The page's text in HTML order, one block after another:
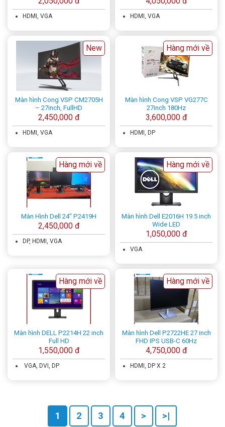
HDMI, VGA HDMI, VGA
New
Màn hình Cong VSP CM2705H
– 27inch, FullHD
2,450,000 đ
HDMI, VGA
Hàng mới về
Màn hình Cong VSP VG277C
27inch 180Hz
3,600,000 đ
HDMI, DP
Hàng mới về
Màn Hình Dell 24" P2419H
2,450,000 đ
DP, HDMI, VGA
Hàng mới về
Màn hình Dell E2016H 19.5 inch
Wide LED
1,050,000 đ
VGA
Hàng mới về
Màn hình DELL P2214H 22 inch
Full HD
1,550,000 đ
VGA, DVI, DP
Hàng mới về
Màn hình Dell P2722HE 27 inch
FHD IPS USB-C 60Hz
4,750,000 đ
HDMI, DP X 2
1 2 3 4 > >|